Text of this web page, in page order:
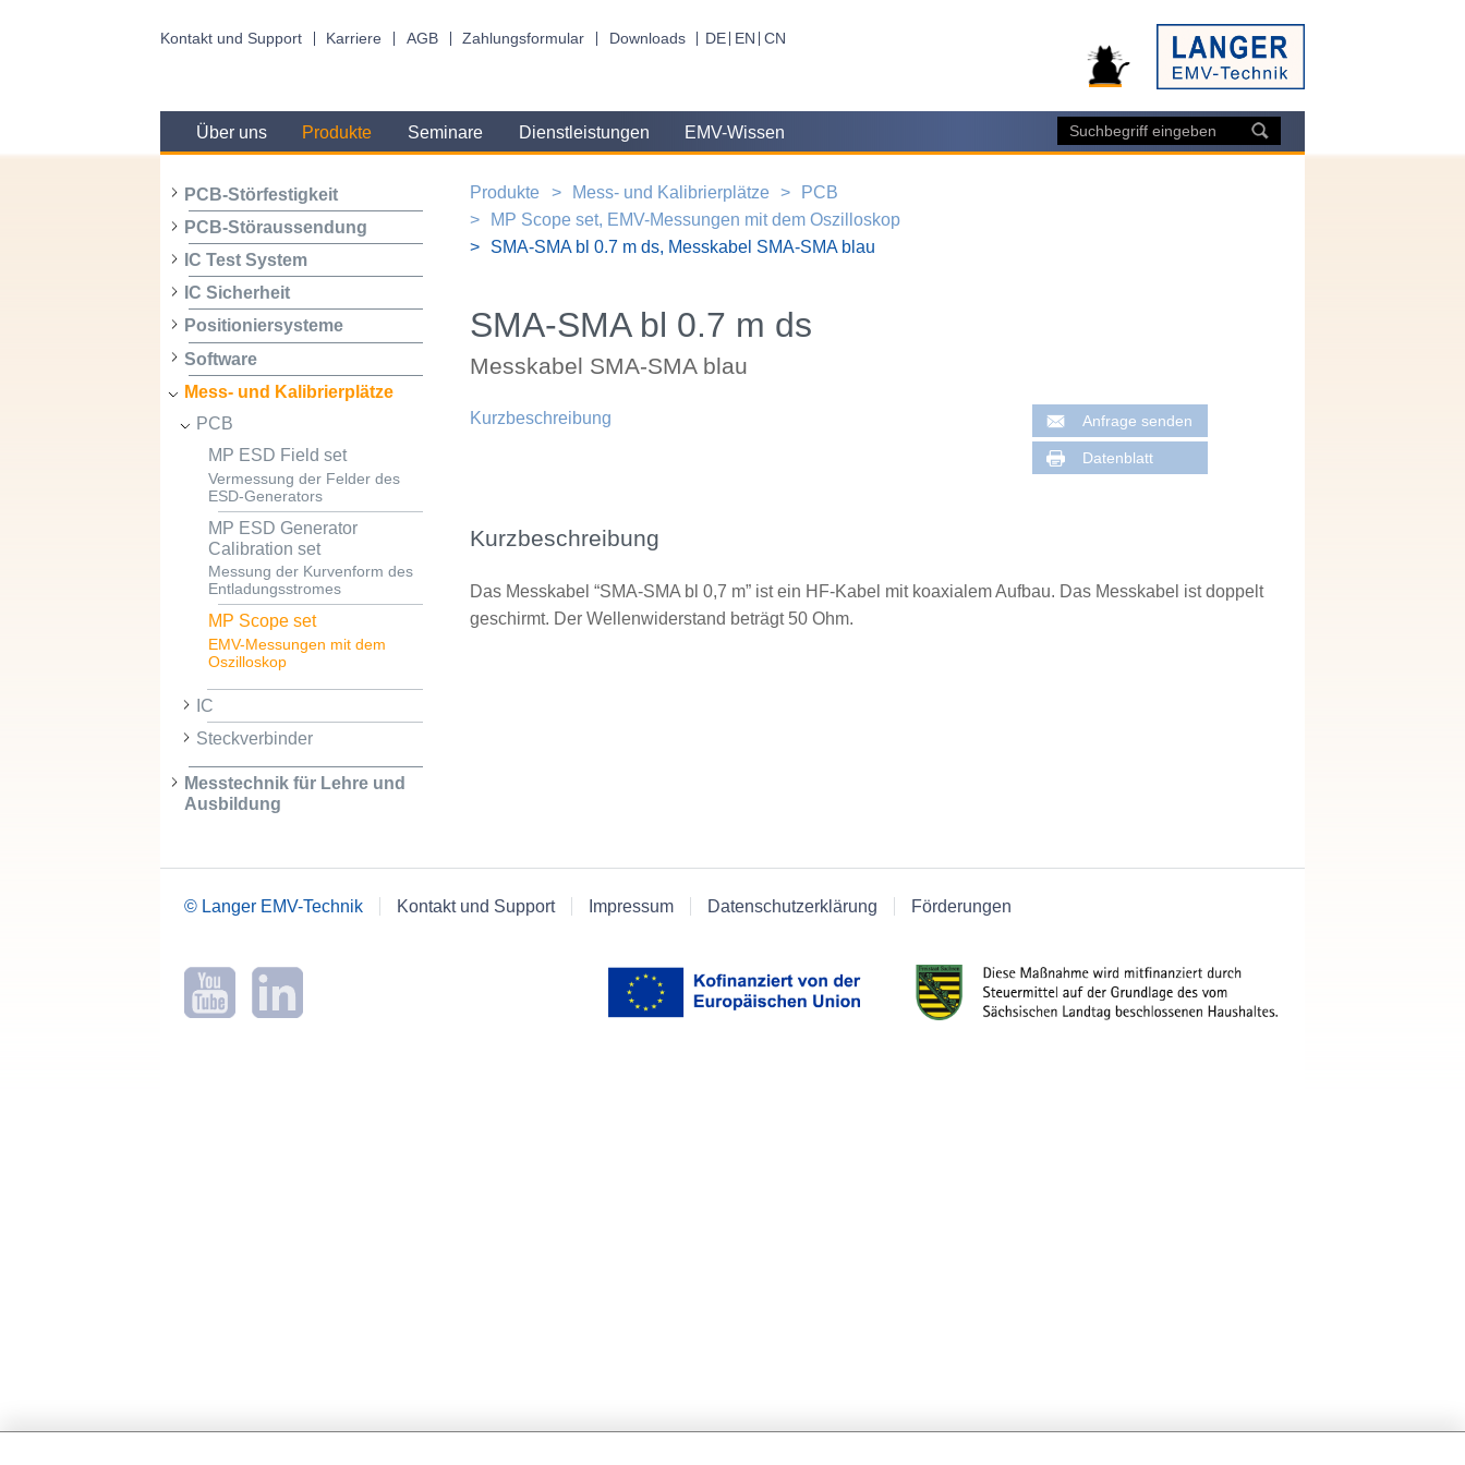
Kontakt und Support Karriere AGB Zahlungsformular Downloads DE EN CN
Über uns Produkte Seminare Dienstleistungen EMV-Wissen
PCB-Störfestigkeit
PCB-Störaussendung
IC Test System
IC Sicherheit
Positioniersysteme
Software
Mess- und Kalibrierplätze
PCB
MP ESD Field set
Vermessung der Felder des
ESD-Generators
MP ESD Generator
Calibration set
Messung der Kurvenform des
Entladungsstromes
MP Scope set
EMV-Messungen mit dem
Oszilloskop
IC
Steckverbinder
Messtechnik für Lehre und
Ausbildung
Produkte Mess- und Kalibrierplätze
PCB
MP Scope set, EMV-Messungen mit dem Oszilloskop
SMA-SMA bl 0.7 m ds, Messkabel SMA-SMA blau
SMA-SMA bl 0.7 m ds
Messkabel SMA-SMA blau
Kurzbeschreibung Anfrage senden
Datenblatt
Kurzbeschreibung
Das Messkabel “SMA-SMA bl 0,7 m” ist ein HF-Kabel mit koaxialem Aufbau. Das Messkabel ist doppelt
geschirmt. Der Wellenwiderstand beträgt 50 Ohm.
© Langer EMV-Technik Kontakt und Support Impressum Datenschutzerklärung Förderungen